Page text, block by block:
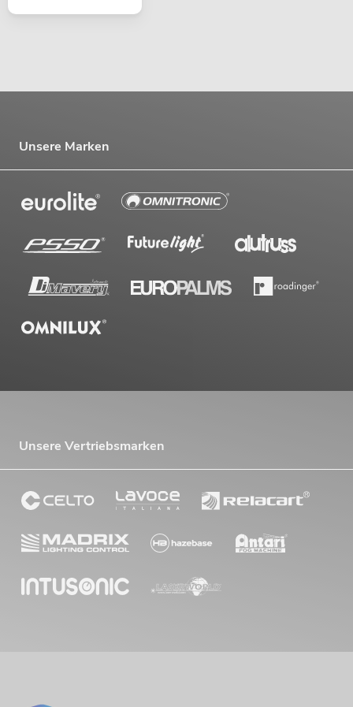
Unsere Marken
Unsere Vertriebsmarken